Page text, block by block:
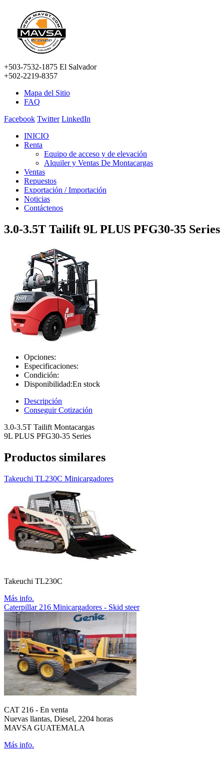
+503-7532-1875 El Salvador
+502-2219-8357
Mapa del Sitio
FAQ
Facebook Twitter LinkedIn
INICIO
Renta
Equipo de acceso y de elevación
Alquiler y Ventas De Montacargas
Ventas
Repuestos
Exportación / Importación
Noticias
Contáctenos
3.0-3.5T Tailift 9L PLUS PFG30-35 Series
Opciones:
Especificaciones:
Condición:
Disponibilidad:En stock
Descripción
Conseguir Cotización
3.0-3.5T Tailift Montacargas
9L PLUS PFG30-35 Series
Productos similares
Takeuchi TL230C Minicargadores
Takeuchi TL230C
Más info.
Caterpillar 216 Minicargadores - Skid steer
CAT 216 - En venta
Nuevas llantas, Diesel, 2204 horas
MAVSA GUATEMALA
Más info.